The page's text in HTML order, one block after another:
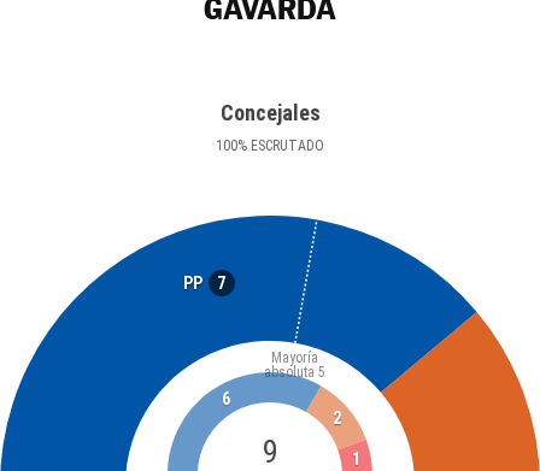
GAVARDA
Concejales
100% ESCRUTADO
PP 7
9
Mayoría
absoluta 5
6
2
1